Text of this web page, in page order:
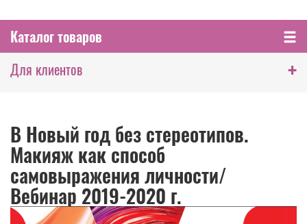
Каталог товаров
Для клиентов
+
В Новый год без стереотипов.
Макияж как способ
самовыражения личности/
Вебинар 2019-2020 г.